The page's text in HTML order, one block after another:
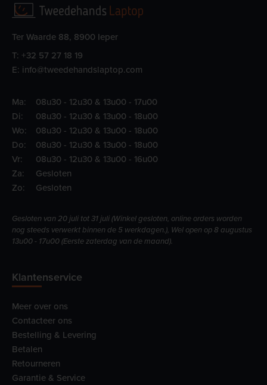
Ter Waarde 88, 8900 Ieper
T: +32 57 27 18 19
E: info@tweedehandslaptop.com
Ma:
08u30 - 12u30 & 13u00 - 17u00
Di:
08u30 - 12u30 & 13u00 - 18u00
Wo:
08u30 - 12u30 & 13u00 - 18u00
Do:
08u30 - 12u30 & 13u00 - 18u00
Vr:
08u30 - 12u30 & 13u00 - 16u00
Za:
Gesloten
Zo:
Gesloten
Gesloten van 20 juli tot 31 juli (Winkel gesloten, online orders worden
nog steeds verwerkt binnen de 5 werkdagen.), Wel open op 8 augustus
13u00 - 17u00 (Eerste zaterdag van de maand).
Klantenservice
Meer over ons
Contacteer ons
Bestelling & Levering
Betalen
Retourneren
Garantie & Service